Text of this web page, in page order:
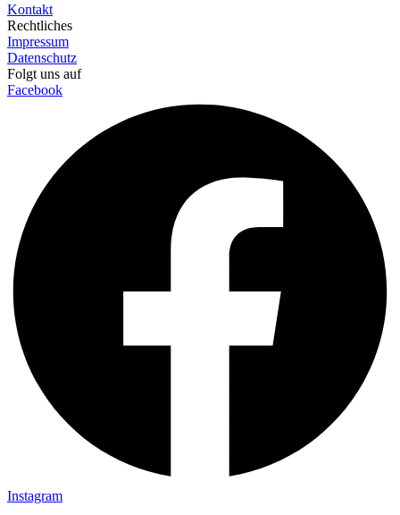
Kontakt
Rechtliches
Impressum
Datenschutz
Folgt uns auf
Facebook
Instagram